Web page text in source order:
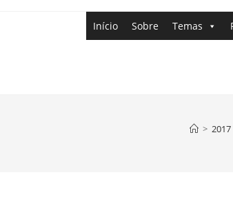
Início Sobre Temas
> 2017